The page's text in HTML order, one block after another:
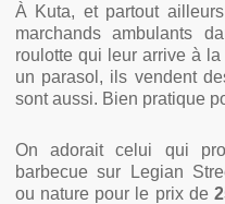
À Kuta, et partout
marchands ambulants
roulotte qui leur arrive à
un parasol, ils vendent
sont aussi. Bien pratique
On adorait celui qui
barbecue sur Legian
ou nature pour le prix de